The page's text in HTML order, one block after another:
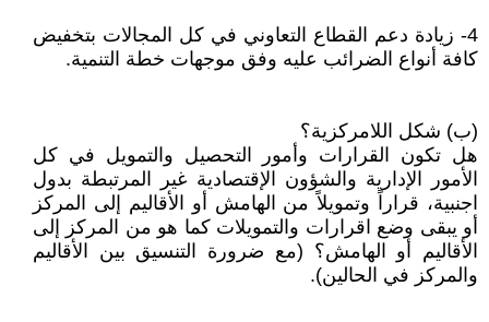
4- زيادة دعم القطاع التعاوني في كل المجالات بتخفيض
كافة أنواع الضرائب عليه وفق موجهات خطة التنمية.
(ب) شكل اللامركزية؟
هل تكون القرارات وأمور التحصيل والتمويل في كل
الأمور الإدارية والشؤون الإقتصادية غير المرتبطة بدول
اجنبية، قراراً وتمويلاً من الهامش أو الأقاليم إلى المركز
أو يبقى وضع اقرارات والتمويلات كما هو من المركز إلى
الأقاليم أو الهامش؟ (مع ضرورة التنسيق بين الأقاليم
والمركز في الحالين).